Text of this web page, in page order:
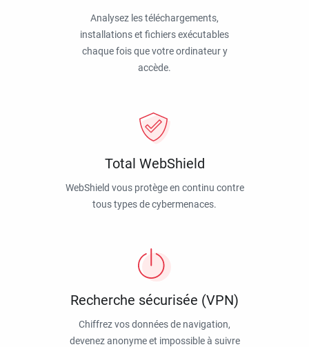
Analysez les téléchargements,
installations et fichiers exécutables
chaque fois que votre ordinateur y
accède.
Total WebShield
WebShield vous protège en continu contre
tous types de cybermenaces.
Recherche sécurisée (VPN)
Chiffrez vos données de navigation,
devenez anonyme et impossible à suivre